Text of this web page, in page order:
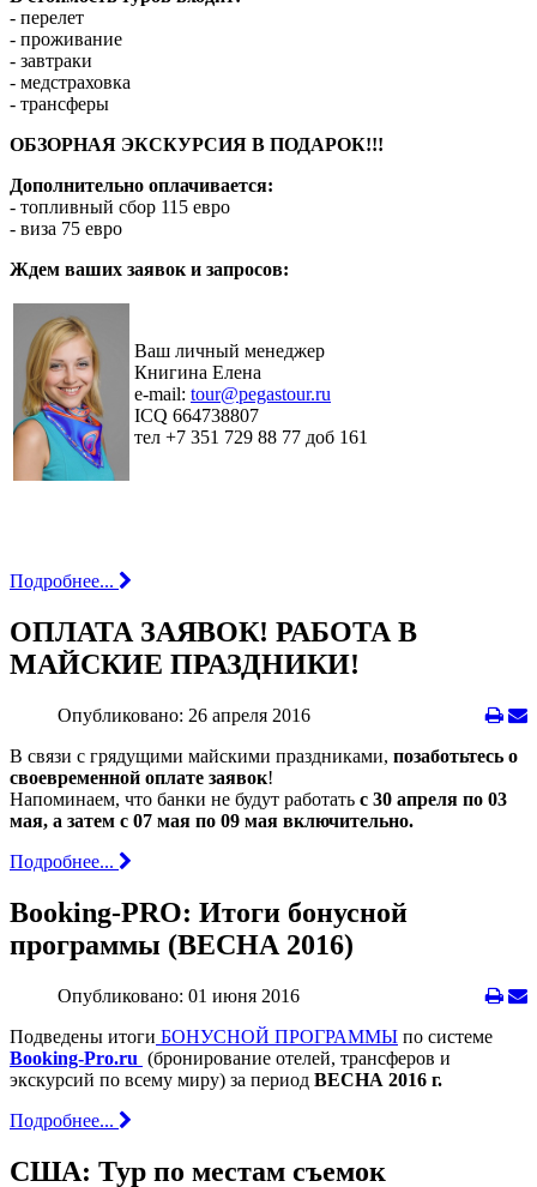
- перелет
- проживание
- завтраки
- медстраховка
- трансферы
ОБЗОРНАЯ ЭКСКУРСИЯ В ПОДАРОК!!!
Дополнительно оплачивается:
- топливный сбор 115 евро
- виза 75 евро
Ждем ваших заявок и запросов:
Ваш личный менеджер
Книгина Елена
e-mail: tour@pegastour.ru
ICQ 664738807
тел +7 351 729 88 77 доб 161
Подробнее...
ОПЛАТА ЗАЯВОК! РАБОТА В
МАЙСКИЕ ПРАЗДНИКИ!
Опубликовано: 26 апреля 2016
В связи с грядущими майскими праздниками, позаботьтесь о
своевременной оплате заявок!
Напоминаем, что банки не будут работать c 30 апреля по 03
мая, а затем с 07 мая по 09 мая включительно.
Подробнее...
Booking-PRO: Итоги бонусной
программы (ВЕСНА 2016)
Опубликовано: 01 июня 2016
Подведены итоги БОНУСНОЙ ПРОГРАММЫ по системе
Booking-Pro.ru (бронирование отелей, трансферов и
экскурсий по всему миру) за период ВЕСНА 2016 г.
Подробнее...
США: Тур по местам съемок